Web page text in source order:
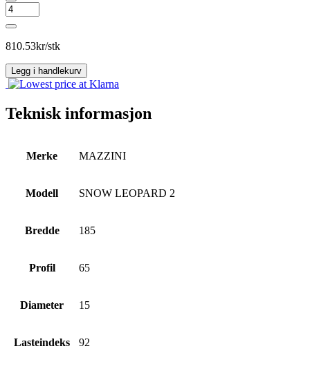
MAZZINI
SNOW
LEOPARD
2
810.53kr/stk
Legg i handlekurv
Teknisk informasjon
Merke MAZZINI
Modell SNOW LEOPARD 2
Bredde 185
Profil 65
Diameter 15
Lasteindeks 92